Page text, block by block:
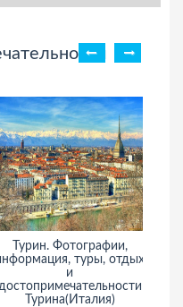
Турин. Фотографии,
туры, отдых
и
Турина(Италия)